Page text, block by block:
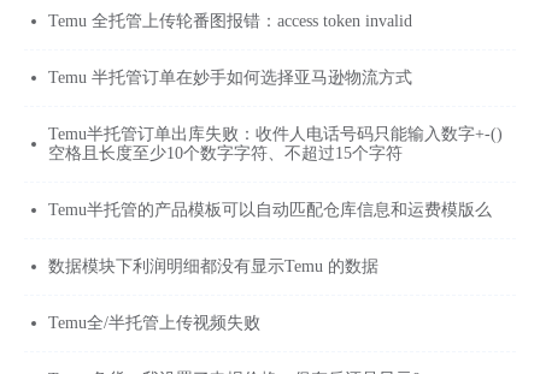
Temu 全托管上传轮番图报错：access token invalid
Temu 半托管订单在妙手如何选择亚马逊物流方式
Temu半托管订单出库失败：收件人电话号码只能输入数字+-()
空格且长度至少10个数字字符、不超过15个字符
Temu半托管的产品模板可以自动匹配仓库信息和运费模版么
数据模块下利润明细都没有显示Temu 的数据
Temu全/半托管上传视频失败